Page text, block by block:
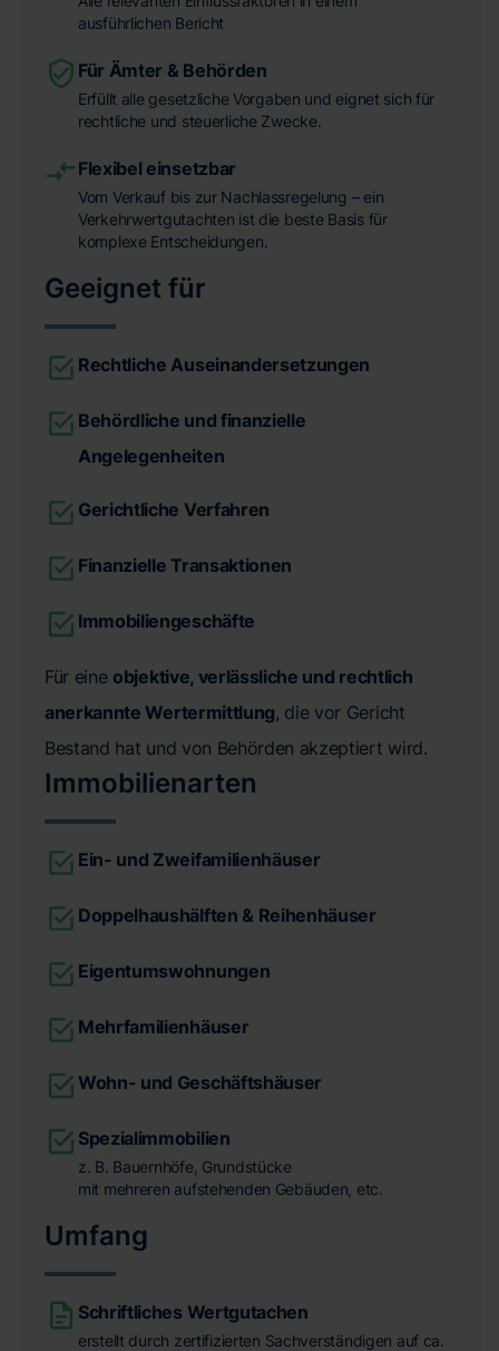
ausführlichen Bericht
Für Ämter & Behörden
Erfüllt alle gesetzliche Vorgaben und eignet sich für
rechtliche und steuerliche Zwecke.
Flexibel einsetzbar
Vom Verkauf bis zur Nachlassregelung – ein
Verkehrwertgutachten ist die beste Basis für
komplexe Entscheidungen.
Geeignet für
Rechtliche Auseinandersetzungen
Behördliche und finanzielle
Angelegenheiten
Gerichtliche Verfahren
Finanzielle Transaktionen
Immobiliengeschäfte
Für eine objektive, verlässliche und rechtlich
anerkannte Wertermittlung, die vor Gericht
Bestand hat und von Behörden akzeptiert wird.
Immobilienarten
Ein- und Zweifamilienhäuser
Doppelhaushälften & Reihenhäuser
Eigentumswohnungen
Mehrfamilienhäuser
Wohn- und Geschäftshäuser
Spezialimmobilien
z. B. Bauernhöfe, Grundstücke
mit mehreren aufstehenden Gebäuden, etc.
Umfang
Schriftliches Wertgutachen
erstellt durch zertifizierten Sachverständigen auf ca.